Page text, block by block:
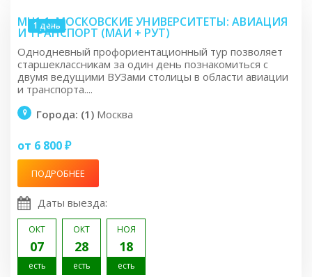
1 день
MU1.1: МОСКОВСКИЕ УНИВЕРСИТЕТЫ: АВИАЦИЯ
И ТРАНСПОРТ (МАИ + РУТ)
Однодневный профориентационный тур позволяет
старшеклассникам за один день познакомиться с
двумя ведущими ВУЗами столицы в области авиации
и транспорта....
Города: (1) Москва
от 6 800 ₽
ПОДРОБНЕЕ
Даты выезда:
ОКТ
07
есть
ОКТ
28
есть
НОЯ
18
есть